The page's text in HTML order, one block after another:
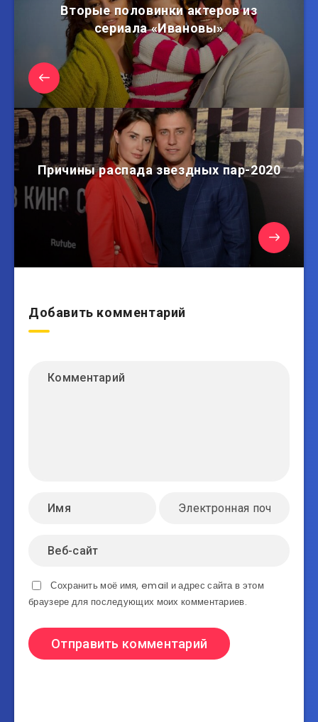
Вторые половинки актеров из
сериала «Ивановы»
Причины распада звездных пар-2020
Добавить комментарий
Сохранить моё имя, email и адрес сайта в этом
браузере для последующих моих комментариев.